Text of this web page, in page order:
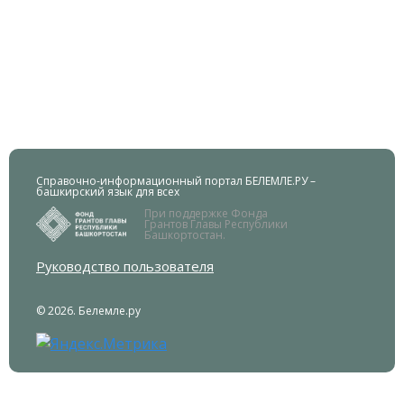
Справочно-информационный портал БЕЛЕМЛЕ.РУ –
башкирский язык для всех
При поддержке Фонда
Грантов Главы Республики
Башкортостан.
Руководство пользователя
© 2026. Белемле.ру